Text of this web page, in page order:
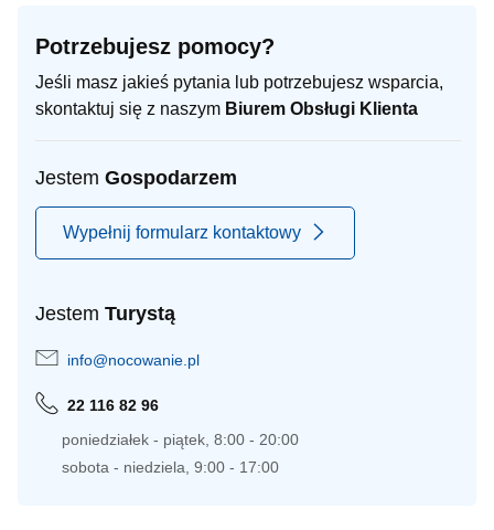
Potrzebujesz pomocy?
Jeśli masz jakieś pytania lub potrzebujesz wsparcia,
skontaktuj się z naszym Biurem Obsługi Klienta
Jestem Gospodarzem
Wypełnij formularz kontaktowy
Jestem Turystą
info@nocowanie.pl
22 116 82 96
poniedziałek - piątek, 8:00 - 20:00
sobota - niedziela, 9:00 - 17:00